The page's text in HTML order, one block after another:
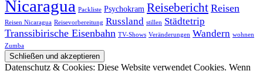
Nicaragua Packliste Psychokram Reisebericht Reisen
Reisen Nicaragua Reisevorbereitung Russland stillen Städtetrip
Transsibirische Eisenbahn TV-Shows Veränderungen Wandern wohnen
Zumba
Datenschutz & Cookies: Diese Website verwendet Cookies. Wenn